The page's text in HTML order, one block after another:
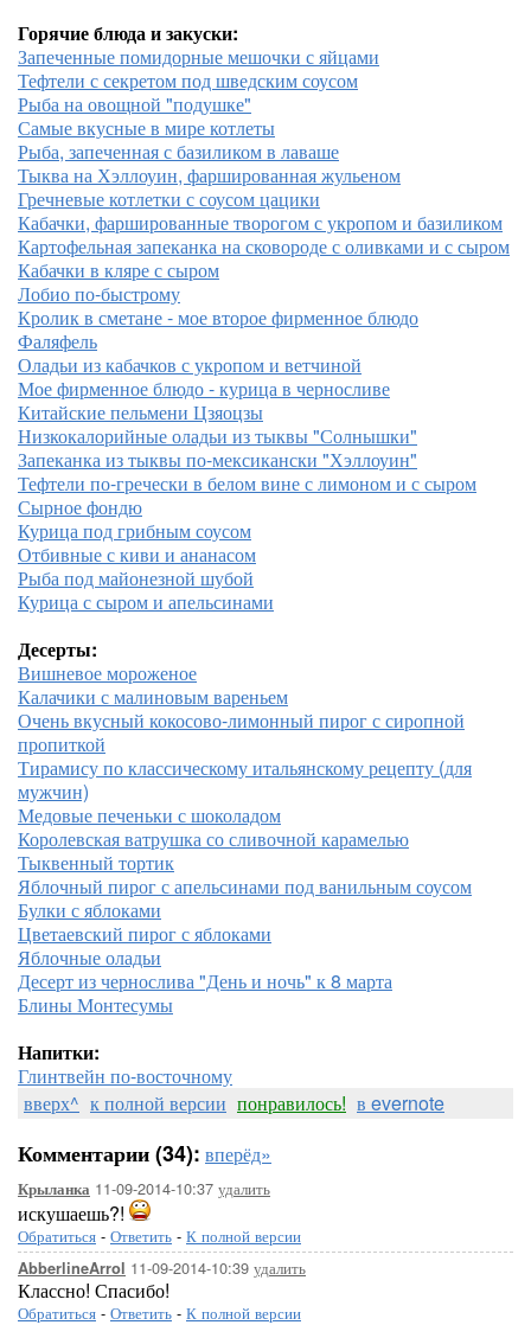
Горячие блюда и закуски:
Запеченные помидорные мешочки с яйцами
Тефтели с секретом под шведским соусом
Рыба на овощной "подушке"
Самые вкусные в мире котлеты
Рыба, запеченная с базиликом в лаваше
Тыква на Хэллоуин, фаршированная жульеном
Гречневые котлетки с соусом цацики
Кабачки, фаршированные творогом с укропом и базиликом
Картофельная запеканка на сковороде с оливками и с сыром
Кабачки в кляре с сыром
Лобио по-быстрому
Кролик в сметане - мое второе фирменное блюдо
Фаляфель
Оладьи из кабачков с укропом и ветчиной
Мое фирменное блюдо - курица в черносливе
Китайские пельмени Цзяоцзы
Низкокалорийные оладьи из тыквы "Солнышки"
Запеканка из тыквы по-мексикански "Хэллоуин"
Тефтели по-гречески в белом вине с лимоном и с сыром
Сырное фондю
Курица под грибным соусом
Отбивные с киви и ананасом
Рыба под майонезной шубой
Курица с сыром и апельсинами
Десерты:
Вишневое мороженое
Калачики с малиновым вареньем
Очень вкусный кокосово-лимонный пирог с сиропной
пропиткой
Тирамису по классическому итальянскому рецепту (для
мужчин)
Медовые печеньки с шоколадом
Королевская ватрушка со сливочной карамелью
Тыквенный тортик
Яблочный пирог с апельсинами под ванильным соусом
Булки с яблоками
Цветаевский пирог с яблоками
Яблочные оладьи
Десерт из чернослива "День и ночь" к 8 марта
Блины Монтесумы
Напитки:
Глинтвейн по-восточному
вверх^ к полной версии понравилось! в evernote
Комментарии (34): вперёд»
Крыланка 11-09-2014-10:37 удалить
искушаешь?!
Обратиться - Ответить - К полной версии
AbberlineArrol 11-09-2014-10:39 удалить
Классно! Спасибо!
Обратиться - Ответить - К полной версии